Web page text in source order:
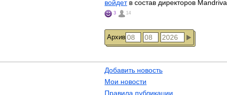
войдетв состав директоров Mandriva
3 14
Архив
Добавить новость
Мои новости
Правила публикации